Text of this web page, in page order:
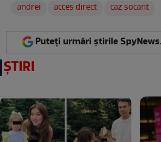
andrei
acces direct caz socant
Puteți urmări știrile
ȘTIRI